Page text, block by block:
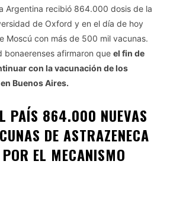
Argentina recibió 864.000 dosis de la
de Oxford y en el día de hoy
Moscú con más de 500 mil vacunas.
bonaerenses afirmaron que el fin de
con la vacunación de los
Buenos Aires.
PAÍS 864.000 NUEVAS
DE ASTRAZENECA
EL MECANISMO